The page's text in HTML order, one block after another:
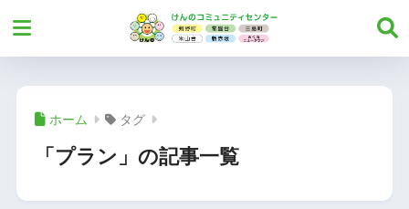
ホーム タグ
「プラン」の記事一覧